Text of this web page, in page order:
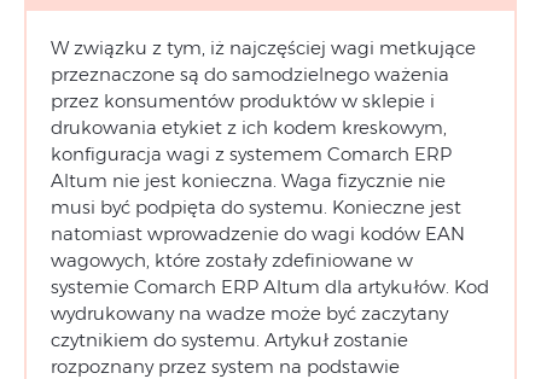
W związku z tym, iż najczęściej wagi metkujące
przeznaczone są do samodzielnego ważenia
przez konsumentów produktów w sklepie i
drukowania etykiet z ich kodem kreskowym,
konfiguracja wagi z systemem Comarch ERP
Altum nie jest konieczna. Waga fizycznie nie
musi być podpięta do systemu. Konieczne jest
natomiast wprowadzenie do wagi kodów EAN
wagowych, które zostały zdefiniowane w
systemie Comarch ERP Altum dla artykułów. Kod
wydrukowany na wadze może być zaczytany
czytnikiem do systemu. Artykuł zostanie
rozpoznany przez system na podstawie